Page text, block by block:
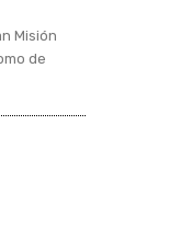
Misión
de